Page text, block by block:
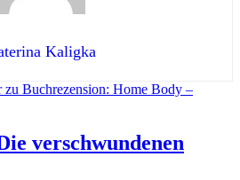
Kaligka
zu Buchrezension: Home Body –
verschwundenen